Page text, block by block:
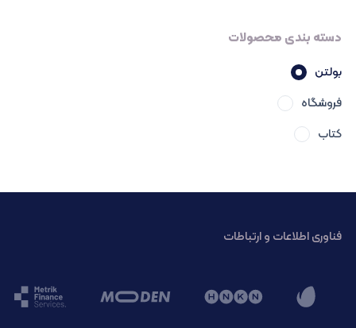
دسته بندی محصولات
بولتن
فروشگاه
کتاب
فناوری اطلاعات و ارتباطات